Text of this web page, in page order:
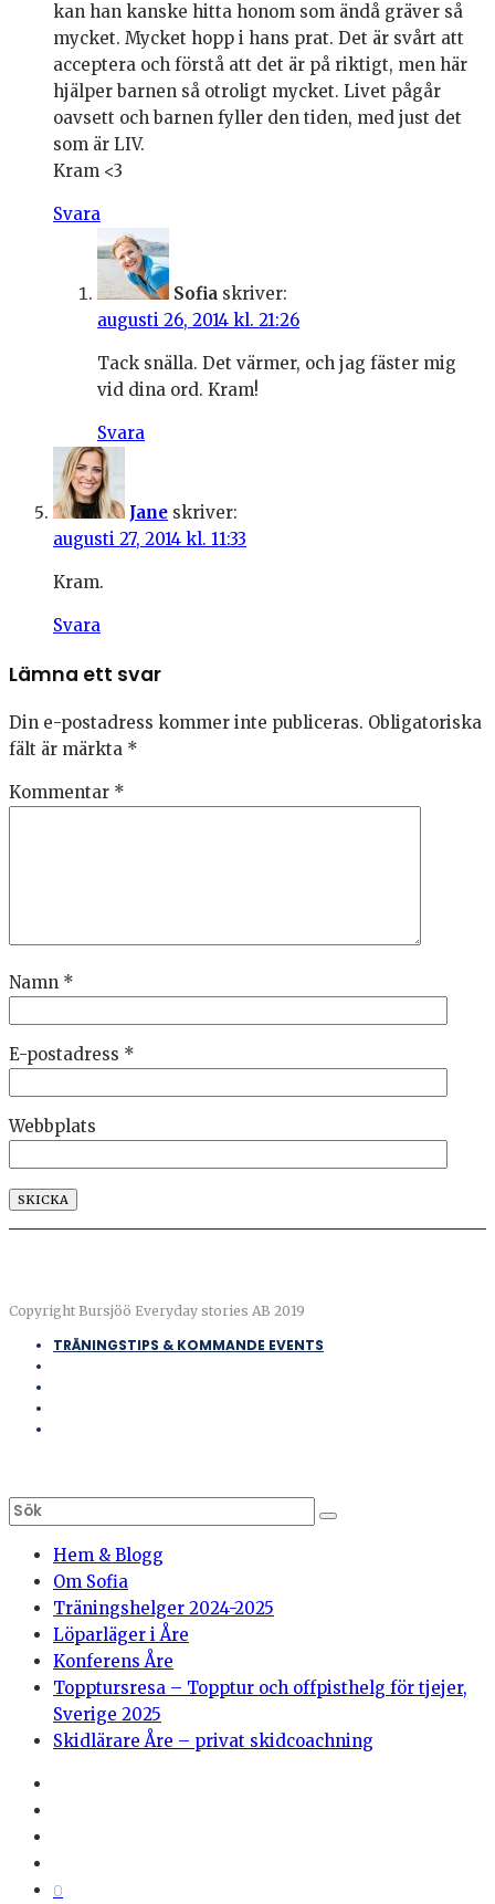
kan han kanske hitta honom som ändå gräver så
mycket. Mycket hopp i hans prat. Det är svårt att
acceptera och förstå att det är på riktigt, men här
hjälper barnen så otroligt mycket. Livet pågår
oavsett och barnen fyller den tiden, med just det
som är LIV.
Kram <3
Svara
Sofia skriver:
augusti 26, 2014 kl. 21:26
Tack snälla. Det värmer, och jag fäster mig
vid dina ord. Kram!
Svara
Jane skriver:
augusti 27, 2014 kl. 11:33
Kram.
Svara
Lämna ett svar
Din e-postadress kommer inte publiceras. Obligatoriska
fält är märkta *
Kommentar *
Namn *
E-postadress *
Webbplats
Copyright Bursjöö Everyday stories AB 2019
TRÄNINGSTIPS & KOMMANDE EVENTS
Hem & Blogg
Om Sofia
Träningshelger 2024-2025
Löparläger i Åre
Konferens Åre
Topptursresa – Topptur och offpisthelg för tjejer,
Sverige 2025
Skidlärare Åre – privat skidcoachning
0